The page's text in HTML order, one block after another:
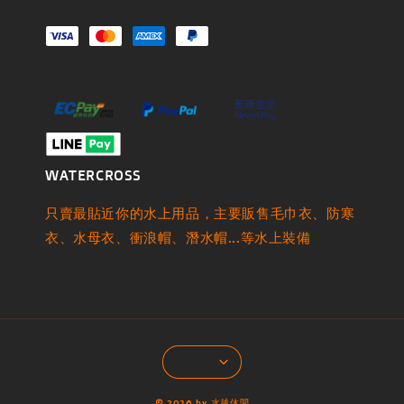
WATERCROSS
只賣最貼近你的水上用品，主要販售毛巾衣、防寒
衣、水母衣、衝浪帽、潛水帽...等水上裝備